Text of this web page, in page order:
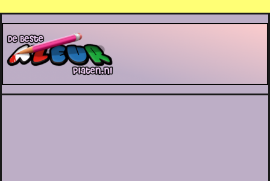
De Beste Kleurplaten